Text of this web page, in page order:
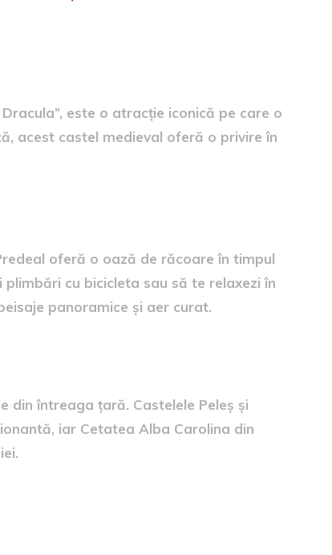
este o atracție iconică pe care o
acest castel medieval oferă o privire în
oferă o oază de răcoare în timpul
cu bicicleta sau să te relaxezi în
panoramice și aer curat.
din întreaga țară. Castelele Peleș și
iar Cetatea Alba Carolina din